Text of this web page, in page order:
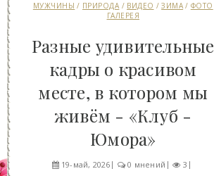
МУЖЧИНЫ / ПРИРОДА / ВИДЕО /ЗИМА / ФОТО
ГАЛЕРЕЯ
Разные удивительные
кадры о красивом
месте, в котором мы
живём - «Клуб -
Юмора»
19-май, 2026 0 мнений 3